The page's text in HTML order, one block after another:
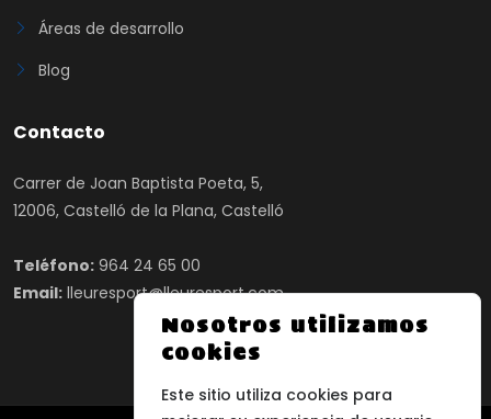
Áreas de desarrollo
Blog
Contacto
Carrer de Joan Baptista Poeta, 5,
12006, Castelló de la Plana, Castelló
Teléfono: 964 24 65 00
Email: lleuresport@lleuresport.com
Nosotros utilizamos
cookies
Este sitio utiliza cookies para